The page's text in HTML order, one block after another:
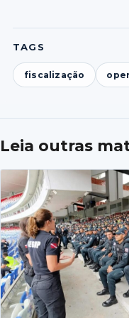
TAGS
fiscalização
Leia outras